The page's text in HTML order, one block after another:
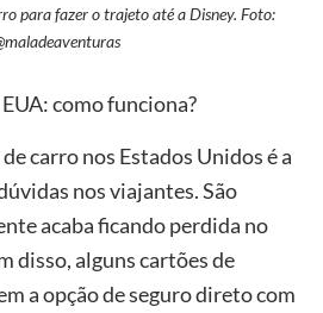
para fazer o trajeto até a Disney. Foto:
como funciona?
carro nos Estados Unidos é a
nos viajantes. São
acaba ficando perdida no
disso, alguns cartões de
a opção de seguro direto com